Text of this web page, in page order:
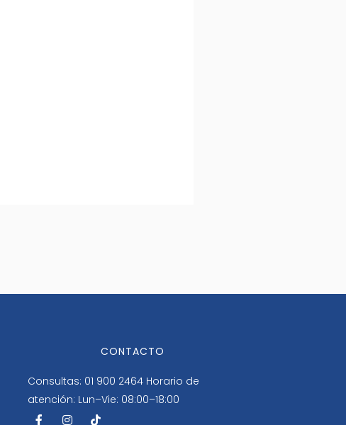
CONTACTO
Consultas: 01 900 2464 Horario de
atención: Lun–Vie: 08:00–18:00
F
I
T